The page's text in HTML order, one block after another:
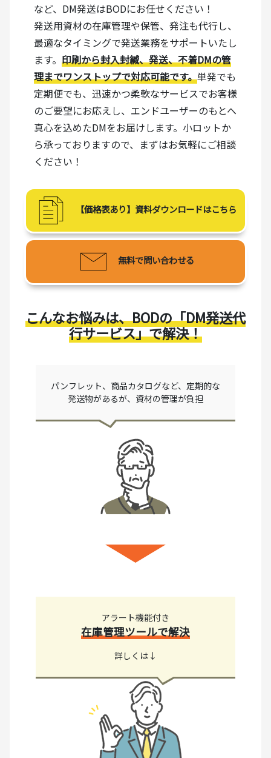
など、DM発送はBODにお任せください！
発送用資材の在庫管理や保管、発注も代行し、
最適なタイミングで発送業務をサポートいたし
ます。 印刷から封入封緘、発送、不着DMの管
理までワンストップで対応可能です。単発でも
定期便でも、迅速かつ柔軟なサービスでお客様
のご要望にお応えし、エンドユーザーのもとへ
真心を込めたDMをお届けします。小ロットか
ら承っておりますので、まずはお気軽にご相談
ください！
【価格表あり】資料ダウンロードはこちら
無料で問い合わせる
こんなお悩みは、BODの「DM発送代
行サービス」で解決！
パンフレット、商品カタログなど、定期的な
発送物があるが、資材の管理が負担
アラート機能付き
在庫管理ツールで解決
詳しくは↓